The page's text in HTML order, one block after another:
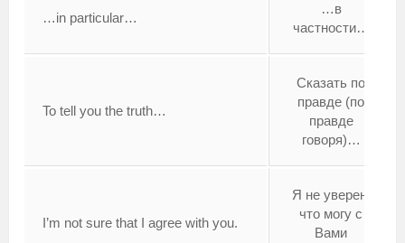
…in particular…
…в
частности…
To tell you the truth…
Сказать по
правде (по
правде
говоря)…
I’m not sure that I agree with you.
Я не уверен,
что могу с
Вами